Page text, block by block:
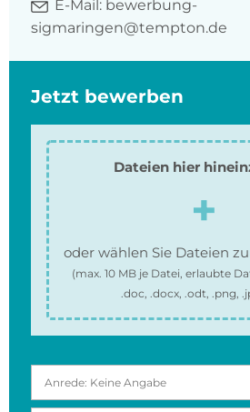
E-Mail: bewerbung-
sigmaringen@tempton.de
Jetzt bewerben
Dateien hier
oder wählen Sie Dateien
(max. 10 MBje Datei, erlaubte
.doc, .docx, .odt, .png,